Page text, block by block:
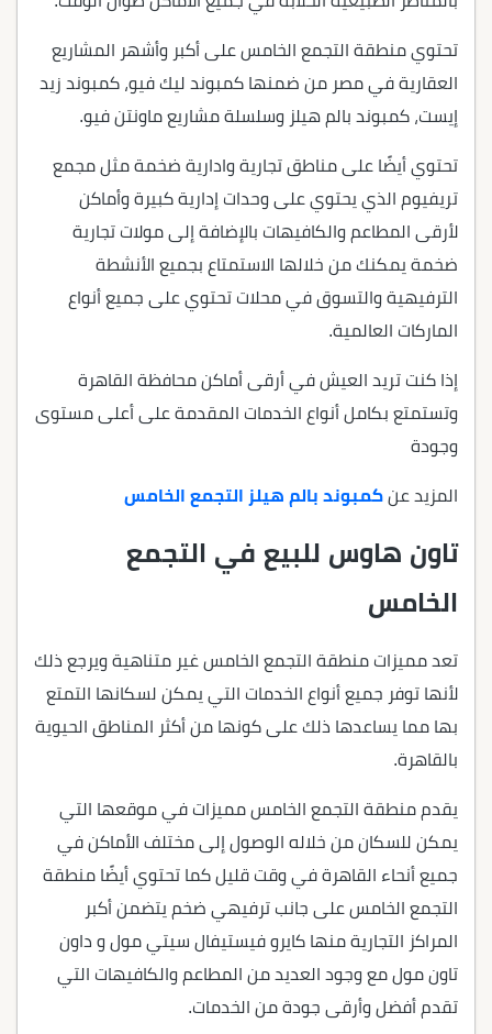
تحتوي منطقة التجمع الخامس على أكبر وأشهر المشاريع
العقارية في مصر من ضمنها كمبوند ليك فيو، كمبوند زيد
إيست، كمبوند بالم هيلز وسلسلة مشاريع ماونتن فيو.
تحتوي أيضًا على مناطق تجارية وادارية ضخمة مثل مجمع
تريفيوم الذي يحتوي على وحدات إدارية كبيرة وأماكن
لأرقى المطاعم والكافيهات بالإضافة إلى مولات تجارية
ضخمة يمكنك من خلالها الاستمتاع بجميع الأنشطة
الترفيهية والتسوق في محلات تحتوي على جميع أنواع
الماركات العالمية.
إذا كنت تريد العيش في أرقى أماكن محافظة القاهرة
وتستمتع بكامل أنواع الخدمات المقدمة على أعلى مستوى
وجودة
المزيد عن كمبوند بالم هيلز التجمع الخامس
تاون هاوس للبيع في التجمع
الخامس
تعد مميزات منطقة التجمع الخامس غير متناهية ويرجع ذلك
لأنها توفر جميع أنواع الخدمات التي يمكن لسكانها التمتع
بها مما يساعدها ذلك على كونها من أكثر المناطق الحيوية
بالقاهرة.
يقدم منطقة التجمع الخامس مميزات في موقعها التي
يمكن للسكان من خلاله الوصول إلى مختلف الأماكن في
جميع أنحاء القاهرة في وقت قليل كما تحتوي أيضًا منطقة
التجمع الخامس على جانب ترفيهي ضخم يتضمن أكبر
المراكز التجارية منها كايرو فيستيفال سيتي مول و داون
تاون مول مع وجود العديد من المطاعم والكافيهات التي
تقدم أفضل وأرقى جودة من الخدمات.